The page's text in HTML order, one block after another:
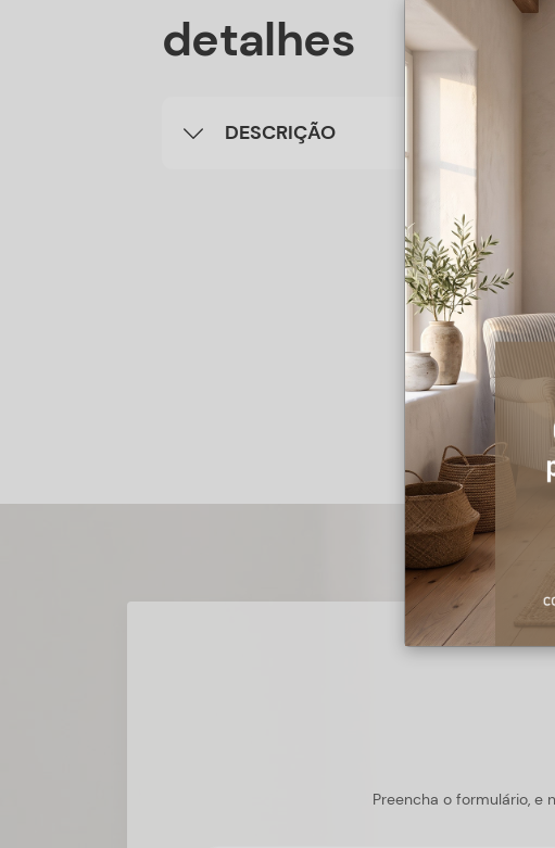
detalhes
DESCRIÇÃO
Preencha o formulário, e